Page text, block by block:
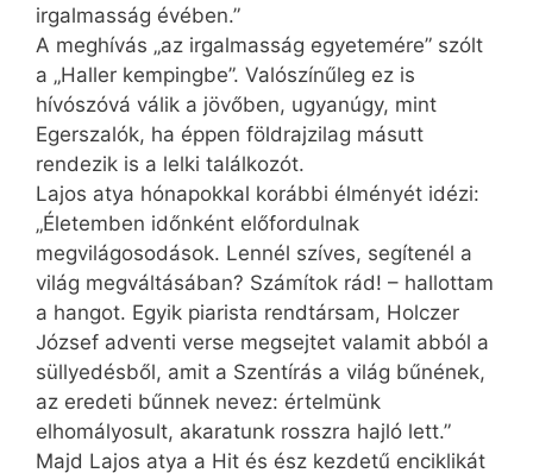
irgalmasság évében.”
A meghívás „az irgalmasság egyetemére” szólt
a „Haller kempingbe”. Valószínűleg ez is
hívószóvá válik a jövőben, ugyanúgy, mint
Egerszalók, ha éppen földrajzilag másutt
rendezik is a lelki találkozót.
Lajos atya hónapokkal korábbi élményét idézi:
„Életemben időnként előfordulnak
megvilágosodások. Lennél szíves, segítenél a
világ megváltásában? Számítok rád! – hallottam
a hangot. Egyik piarista rendtársam, Holczer
József adventi verse megsejtet valamit abból a
süllyedésből, amit a Szentírás a világ bűnének,
az eredeti bűnnek nevez: értelmünk
elhomályosult, akaratunk rosszra hajló lett.”
Majd Lajos atya a Hit és ész kezdetű enciklikát